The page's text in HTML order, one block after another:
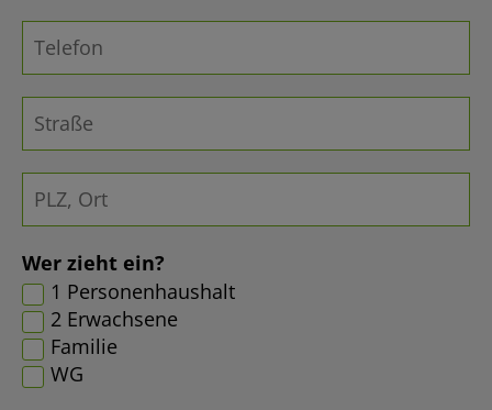
Wer zieht ein?
1 Personenhaushalt
2 Erwachsene
Familie
WG